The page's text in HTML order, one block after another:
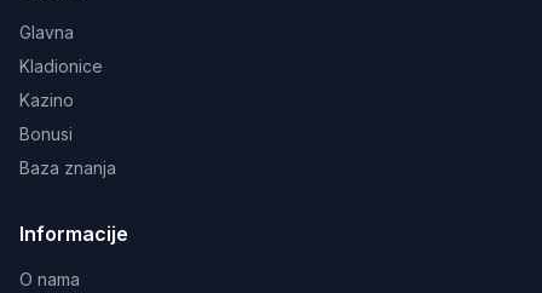
Glavna
Kladionice
Kazino
Bonusi
Baza znanja
Informacije
O nama